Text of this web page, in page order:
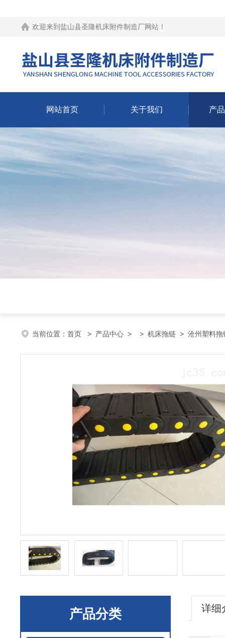
欢迎来到 盐山县圣隆机床附件制造厂网站 ！
网站首页 关于我们 产
当前位置： 首页 > 产品中心 > > 机床拖链 > 沧州塑料拖
产品分类 详细